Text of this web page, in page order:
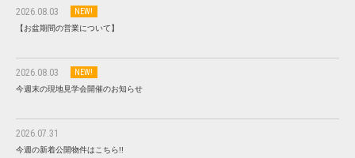
2026.08.03
【お盆期間の営業について】
2026.08.03
今週末の現地見学会開催のお知らせ
2026.07.31
今週の新着公開物件はこちら!!